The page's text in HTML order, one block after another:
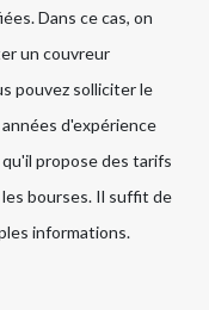
Dans ce cas, on
un couvreur
pouvez solliciter le
d'expérience
propose des tarifs
bourses. Il suffit de
informations.